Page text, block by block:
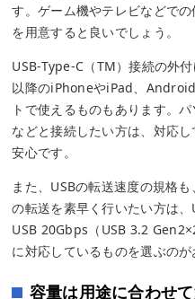
す。ゲーム機やテレビなどで
を用意すると良いでしょう。
USB-Type-C（TM）接続の外
以降のiPhoneやiPad、
トで使えるものもあります。
などと接続したい方は、対応
安心です。
また、USBの転送速度の規格
の転送を素早く行いたい方は
USB 20Gbps（USB 3.2
に対応しているものを選ぶのが
容量は用途に合わせ